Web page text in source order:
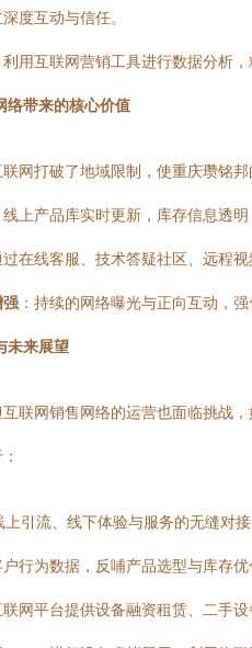
度互动与信任。
利用互联网营销工具进行数据分析
络带来的核心价值
联网打破了地域限制，使重庆瓒铭
线上产品库实时更新，库存信息透
过在线客服、技术答疑社区、远程
强 ：持续的网络曝光与正向互动，
未来展望
联网销售网络的运营也面临挑战
上引流、线下体验与服务的无缝对接
户行为数据，反哺产品选型与库存
联网平台提供设备融资租赁、二手